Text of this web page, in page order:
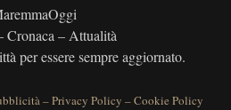
Cronaca – Attualità
per essere sempre aggiornato.
–Privacy Policy –Cookie Policy